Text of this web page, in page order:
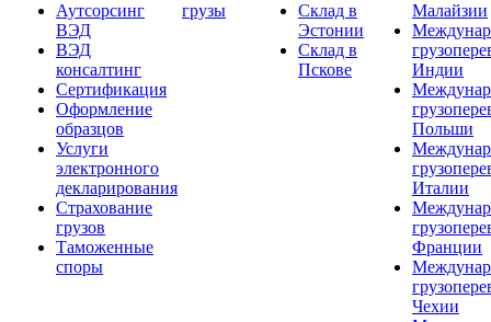
Аутсорсинг
ВЭД
ВЭД
консалтинг
Сертификация
Оформление
образцов
Услуги
электронного
декларирования
Страхование
грузов
Таможенные
споры
грузы
Склад в
Эстонии
Склад в
Пскове
Малайзии
Индии
Польши
Италии
Франции
Чехии